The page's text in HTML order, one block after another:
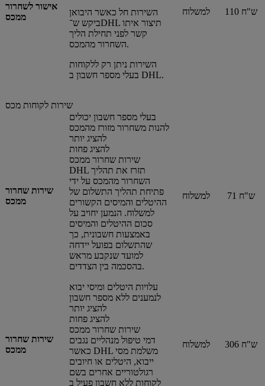
אישור לשחרור
ממכס
השירות חל כאשר היבואן
ביקש ש־DHL תיצור איתו
קשר לפני תחילת הליך
השחרור מהמכס.
השירות ניתן רק ללקוחות
בעלי מספר חשבון ב DHL.
למשלוח 110 ש"ח
שירות לקוחות מכס
שירות שחרור
ממכס
בעלי מספר חשבון יכולים
להנות משחרור מזורז מהמכס
להציג יותר
להציג פחות
שירות שחרור ממכס
DHL תזרז את תהליך
השחרור מהמכס על ידי
פתיחת תהליך התשלום של
ההיטלים והמיסים הקשורים
למשלוח. הנמען יחויב על
סכום ההיטלים והמיסים
באמצעות חשבונית, כך
שהתשלום בפועל יידחה
למועד שנקבע מראש
בהסכמה בין הצדדים.
למשלוח 71 ש"ח
שירות שחרור
ממכס
עלויות היטלים ומיסי יבוא
לנמענים ללא מספר חשבון
להציג יותר
להציג פחות
שירות שחרור ממכס
דמי טיפול מנהליים נגבים
כאשר DHL משלמת מסי
ייבוא, היטלים או חיובים
רגולטוריים אחרים בשם
לקוחות ללא חשבון פעיל ב
למשלוח 306 ש"ח